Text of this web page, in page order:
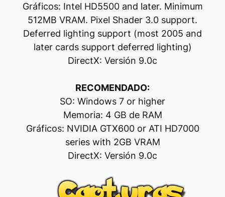
Gráficos: Intel HD5500 and later. Minimum
512MB VRAM. Pixel Shader 3.0 support.
Deferred lighting support (most 2005 and
later cards support deferred lighting)
DirectX: Versión 9.0c
RECOMENDADO:
SO: Windows 7 or higher
Memoria: 4 GB de RAM
Gráficos: NVIDIA GTX600 or ATI HD7000
series with 2GB VRAM
DirectX: Versión 9.0c